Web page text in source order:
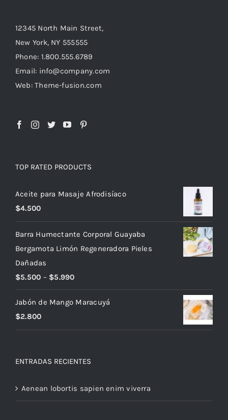
12345 North Main Street,
New York, NY 555555
Phone: 1.800.555.6789
Email: info@company.com
Web: Theme-fusion.com
TOP RATED PRODUCTS
Aceite para Masaje Afrodisíaco
$4.500
Barra Humectante Corporal Guayaba
Bergamota Limón Regeneradora Pieles
Dañadas
$5.500 – $5.990
Jabón de Mango Maracuyá
$2.800
ENTRADAS RECIENTES
Aenean lobortis sapien enim viverra